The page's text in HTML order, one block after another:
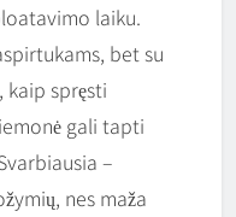
laiku.
bet su
spręsti
gali tapti
–
nes maža